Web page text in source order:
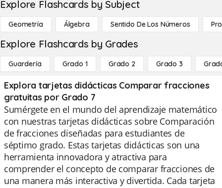
Explore Flashcards by Subject
Geometría Álgebra Sentido De Los Números
Explore Flashcards by Grades
Guardería Grado 1 Grado 2 Grado 3
Explora tarjetas didácticas Comparar fracciones
gratuitas por Grado 7
Sumérgete en el mundo del aprendizaje matemático
con nuestras tarjetas didácticas sobre Comparación
de fracciones diseñadas para estudiantes de
séptimo grado. Estas tarjetas didácticas son una
herramienta innovadora y atractiva para
comprender el concepto de comparar fracciones de
una manera más interactiva y divertida. Cada tarjeta